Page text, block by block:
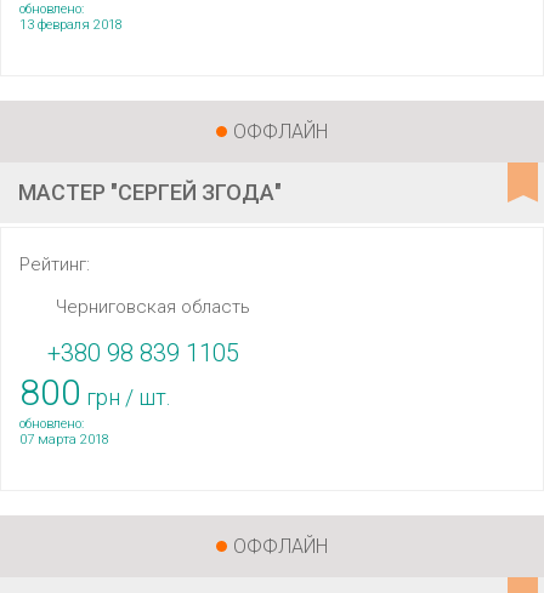
обновлено:
13 февраля 2018
ОФФЛАЙН
МАСТЕР "СЕРГЕЙ ЗГОДА"
Рейтинг:
Черниговская область
+380 98 839 1105
800 грн / шт.
обновлено:
07 марта 2018
ОФФЛАЙН